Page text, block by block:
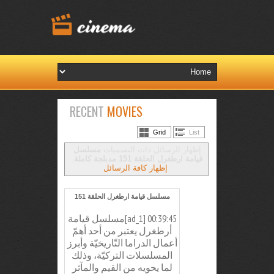
RECENT MOVIES
Grid List
إظهار كافة الرسائل
مسلسل قيامة ارطغرل الحلقة 151
00:39:45 [ad_1]مسلسل قيامة
أرطغرل يعتبر من أحد أهمّ
أعمال الدراما التّاريخيّة وأبرز
المسلسلات التركيّة، وذلك
لما يحويه من القيم والمآثر